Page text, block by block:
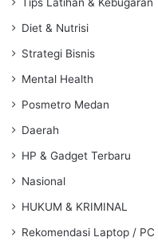
Tips Latihan & Kebugaran
Diet & Nutrisi
Strategi Bisnis
Mental Health
Posmetro Medan
Daerah
HP & Gadget Terbaru
Nasional
HUKUM & KRIMINAL
Rekomendasi Laptop / PC